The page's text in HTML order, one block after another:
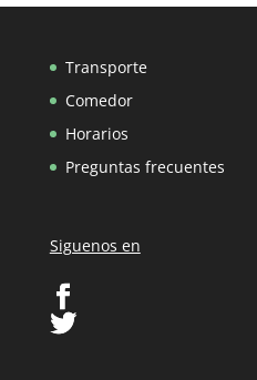
Transporte
Comedor
Horarios
Preguntas frecuentes
Siguenos en